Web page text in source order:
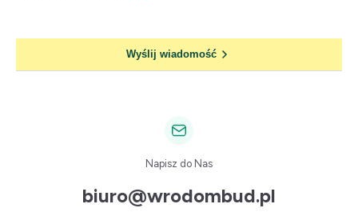
Wyślij wiadomość
Napisz do Nas
biuro@wrodombud.pl